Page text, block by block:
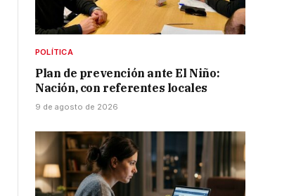
POLÍTICA
Plan de prevención ante El Niño:
Nación, con referentes locales
9 de agosto de 2026